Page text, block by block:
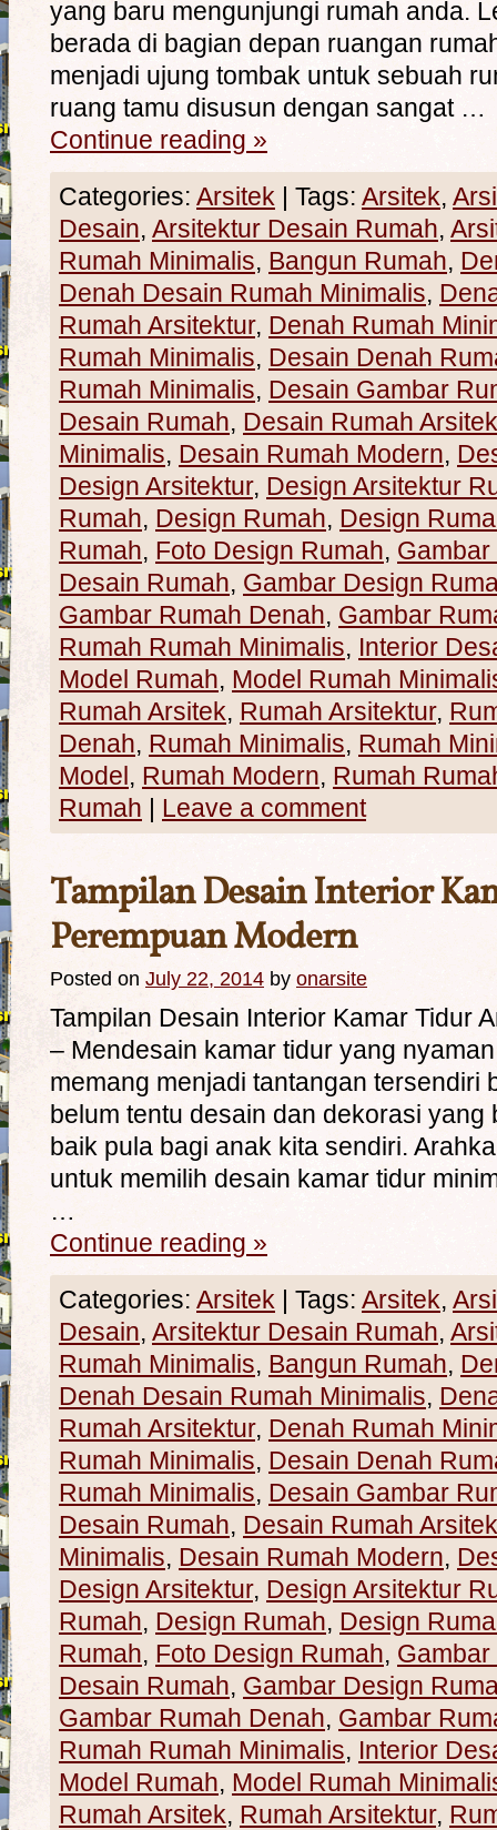
yang baru mengunjungi rumah anda.
berada di bagian depan ruangan
menjadi ujung tombak untuk sebuah
ruang tamu disusun dengan sangat …
Continue reading »
Categories: Arsitek | Tags: Arsitek,
Desain, Arsitektur Desain Rumah,
Rumah Minimalis, Bangun Rumah,
Denah Desain Rumah Minimalis,
Rumah Arsitektur, Denah Rumah
Rumah Minimalis, Desain Denah
Rumah Minimalis, Desain Gambar
Desain Rumah, Desain Rumah
Minimalis, Desain Rumah Modern,
Design Arsitektur, Design Arsitektur
Rumah, Design Rumah, Design
Rumah, Foto Design Rumah,
Desain Rumah, Gambar Design
Gambar Rumah Denah, Gambar
Rumah Rumah Minimalis, Interior
Model Rumah, Model Rumah
Rumah Arsitek, Rumah Arsitektur,
Denah, Rumah Minimalis, Rumah
Model, Rumah Modern, Rumah
Rumah | Leave a comment
Tampilan Desain Interior
Perempuan Modern
Posted on July 22, 2014 by onarsite
Tampilan Desain Interior Kamar Tidur
– Mendesain kamar tidur yang
memang menjadi tantangan tersendiri
belum tentu desain dan dekorasi yang
baik pula bagi anak kita sendiri.
untuk memilih desain kamar tidur
…
Continue reading »
Categories: Arsitek | Tags: Arsitek,
Desain, Arsitektur Desain Rumah,
Rumah Minimalis, Bangun Rumah,
Denah Desain Rumah Minimalis,
Rumah Arsitektur, Denah Rumah
Rumah Minimalis, Desain Denah
Rumah Minimalis, Desain Gambar
Desain Rumah, Desain Rumah
Minimalis, Desain Rumah Modern,
Design Arsitektur, Design Arsitektur
Rumah, Design Rumah, Design
Rumah, Foto Design Rumah,
Desain Rumah, Gambar Design
Gambar Rumah Denah, Gambar
Rumah Rumah Minimalis, Interior
Model Rumah, Model Rumah
Rumah Arsitek, Rumah Arsitektur,